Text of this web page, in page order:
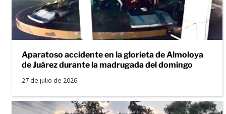
Aparatoso accidente en la glorieta de Almoloya
de Juárez durante la madrugada del domingo
27 de julio de 2026